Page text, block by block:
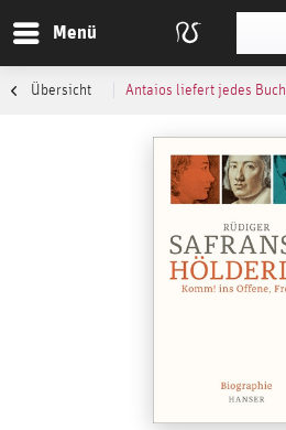
Menü
Übersicht Antaios liefert jedes Buch